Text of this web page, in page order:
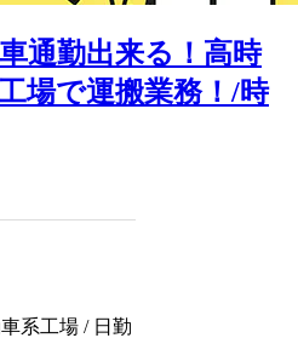
通勤出来る！高時
場で運搬業務！/時
系工場 / 日勤